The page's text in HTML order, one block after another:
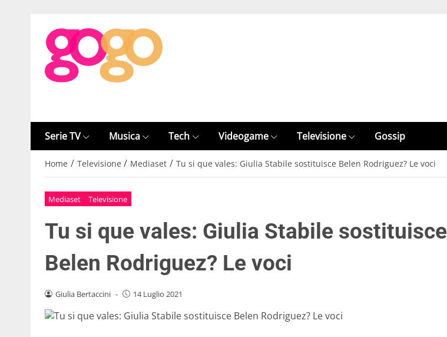
Serie TV Musica Tech Videogame Televisione Gossip
Home / Televisione / Mediaset / Tu si que vales: Giulia Stabile sostituisce Belen Rodriguez? Le voci
Mediaset Televisione
Tu si que vales: Giulia Stabile sostituisce
Belen Rodriguez? Le voci
Giulia Bertaccini - 14 Luglio 2021